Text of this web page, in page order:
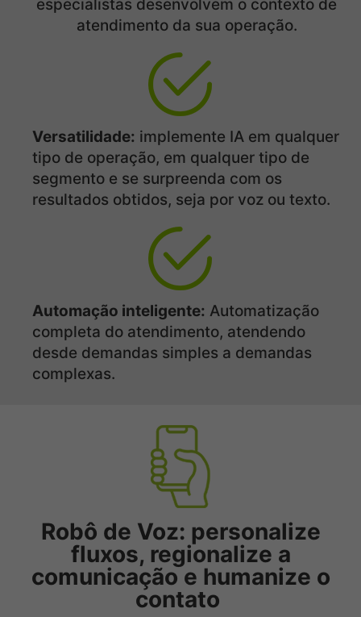
especialistas desenvolvem o contexto de
atendimento da sua operação.
Versatilidade: implemente IA em qualquer
tipo de operação, em qualquer tipo de
segmento e se surpreenda com os
resultados obtidos, seja por voz ou texto.
Automação inteligente: Automatização
completa do atendimento, atendendo
desde demandas simples a demandas
complexas.​
Robô de Voz: personalize
fluxos, regionalize a
comunicação e humanize o
contato